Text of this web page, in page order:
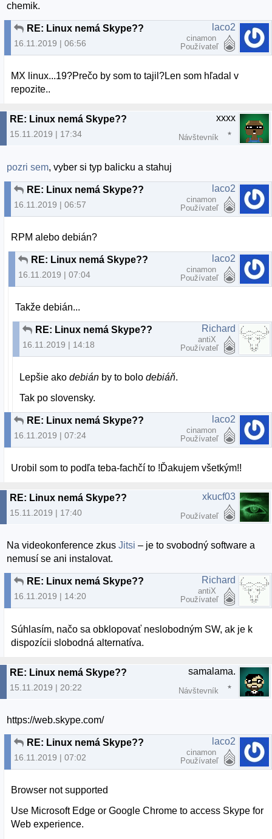
chemik.
RE: Linux nemá Skype??
16.11.2019 | 06:56
laco2
cinamon
Používateľ
MX linux...19?Prečo by som to tajil?Len som hľadal v
repozite..
RE: Linux nemá Skype??
15.11.2019 | 17:34
xxxx
Návštevník
pozri sem, vyber si typ balicku a stahuj
RE: Linux nemá Skype??
16.11.2019 | 06:57
laco2
cinamon
Používateľ
RPM alebo debián?
RE: Linux nemá Skype??
16.11.2019 | 07:04
laco2
cinamon
Používateľ
Takže debián...
RE: Linux nemá Skype??
16.11.2019 | 14:18
Richard
antiX
Používateľ
Lepšie akodebián by to bolodebiáň.
Tak po slovensky.
RE: Linux nemá Skype??
16.11.2019 | 07:24
laco2
cinamon
Používateľ
Urobil som to podľa teba-fachčí to !Ďakujem všetkým!!
RE: Linux nemá Skype??
15.11.2019 | 17:40
xkucf03
Používateľ
Na videokonference zkusJitsi – je to svobodný software a
nemusí se ani instalovat.
RE: Linux nemá Skype??
16.11.2019 | 14:20
Richard
antiX
Používateľ
Súhlasím, načo sa obklopovať neslobodným SW, ak je k
dispozícii slobodná alternatíva.
RE: Linux nemá Skype??
15.11.2019 | 20:22
samalama.
Návštevník
https://web.skype.com/
RE: Linux nemá Skype??
16.11.2019 | 07:02
laco2
cinamon
Používateľ
Browser not supported
Use Microsoft Edge or Google Chrome to access Skype for
Web experience.